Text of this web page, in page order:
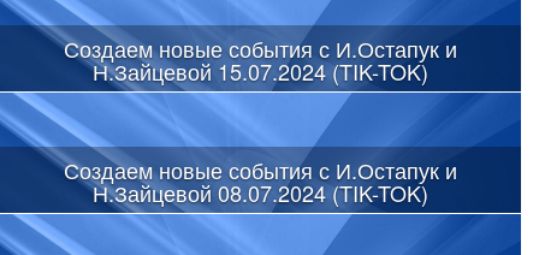
Создаем новые события с И.Остапук и
Н.Зайцевой 15.07.2024 (TIK-TOK)
Создаем новые события с И.Остапук и
Н.Зайцевой 08.07.2024 (TIK-TOK)